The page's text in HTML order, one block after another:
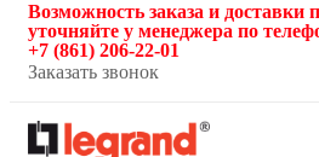
Возможность заказа и доставки
уточняйте у менеджера по
+7 (861) 206-22-01
Заказать звонок